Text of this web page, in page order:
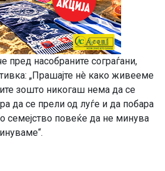
пред насобраните сограѓани,
„Прашајте нè како живееме
зошто никогаш нема да се
да се прели од луѓе и да побара
семејство повеќе да не минува